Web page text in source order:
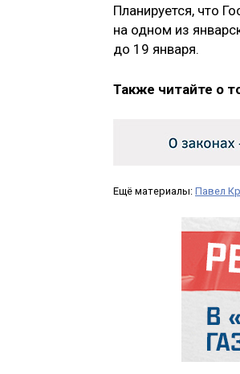
Планируется, что
на одном из
до 19 января.
Также читайте о
Ещё материалы: Павел